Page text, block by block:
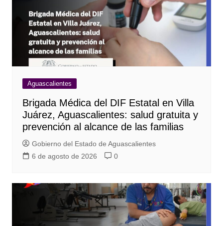
Aguascalientes
Brigada Médica del DIF Estatal en Villa
Juárez, Aguascalientes: salud gratuita y
prevención al alcance de las familias
Gobierno del Estado de Aguascalientes
6 de agosto de 2026
0